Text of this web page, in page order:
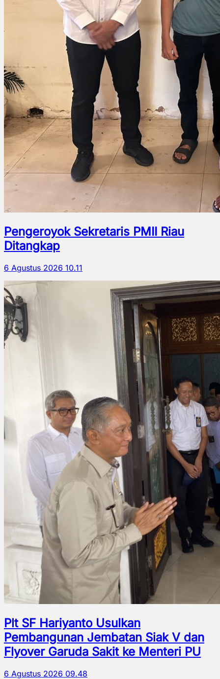
Pengeroyok Sekretaris PMII Riau
Ditangkap
6 Agustus 2026 10.11
Plt SF Hariyanto Usulkan
Pembangunan Jembatan Siak V dan
Flyover Garuda Sakit ke Menteri PU
6 Agustus 2026 09.48